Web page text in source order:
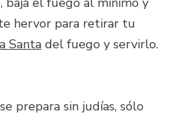
hervor para retirar tu
Santa del fuego y servirlo.
prepara sin judías, sólo